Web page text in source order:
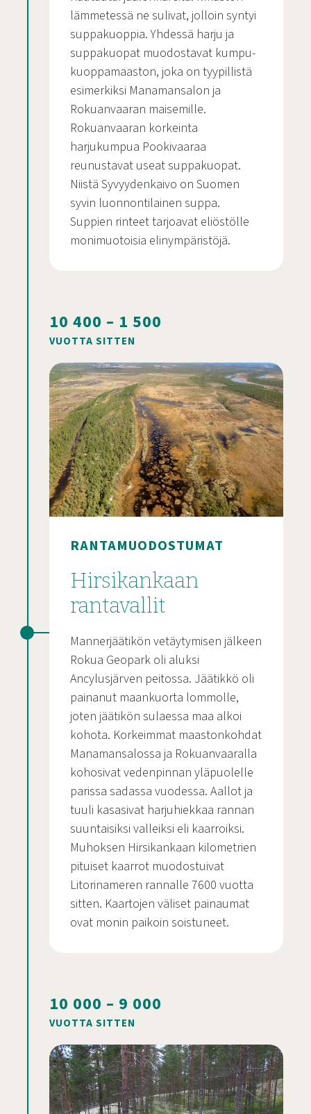
lämmetessä ne sulivat, jolloin syntyi
suppakuoppia. Yhdessä harju ja
suppakuopat muodostavat kumpu-
kuoppamaaston, joka on tyypillistä
esimerkiksi Manamansalon ja
Rokuanvaaran maisemille.
Rokuanvaaran korkeinta
harjukumpua Pookivaaraa
reunustavat useat suppakuopat.
Niistä Syvyydenkaivo on Suomen
syvin luonnontilainen suppa.
Suppien rinteet tarjoavat eliöstölle
monimuotoisia elinympäristöjä.
10 400 – 1 500
VUOTTA SITTEN
RANTAMUODOSTUMAT
Hirsikankaan
rantavallit
Mannerjäätikön vetäytymisen jälkeen
Rokua Geopark oli aluksi
Ancylusjärven peitossa. Jäätikkö oli
painanut maankuorta lommolle,
joten jäätikön sulaessa maa alkoi
kohota. Korkeimmat maastonkohdat
Manamansalossa ja Rokuanvaaralla
kohosivat vedenpinnan yläpuolelle
parissa sadassa vuodessa. Aallot ja
tuuli kasasivat harjuhiekkaa rannan
suuntaisiksi valleiksi eli kaarroiksi.
Muhoksen Hirsikankaan kilometrien
pituiset kaarrot muodostuivat
Litorinameren rannalle 7600 vuotta
sitten. Kaartojen väliset painaumat
ovat monin paikoin soistuneet.
10 000 – 9 000
VUOTTA SITTEN